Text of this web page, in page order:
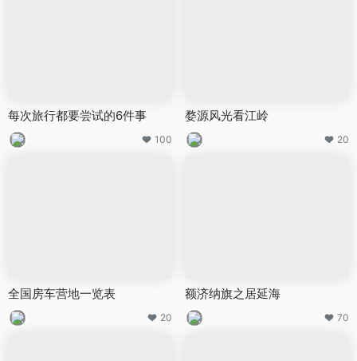
每次旅行都要尝试的6件事
100
婺源风光看江岭
20
全国房车营地一览表
20
额济纳旗之居延海
70